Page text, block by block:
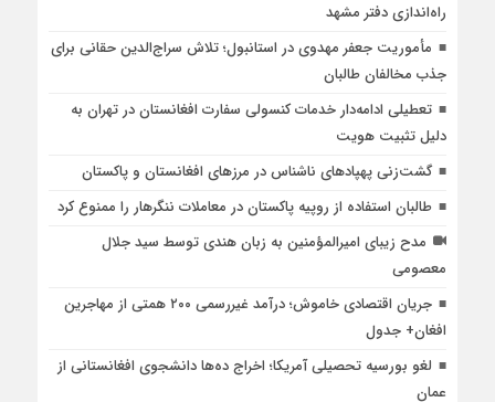
راه‌اندازی دفتر مشهد
مأموریت جعفر مهدوی در استانبول؛ تلاش سراج‌الدین حقانی برای
جذب مخالفان طالبان
تعطیلی ادامه‌دار خدمات کنسولی سفارت افغانستان در تهران به
دلیل تثبیت هویت
گشت‌زنی پهپادهای ناشناس در مرزهای افغانستان و پاکستان
طالبان استفاده از روپیه پاکستان در معاملات ننگرهار را ممنوع کرد
مدح زیبای امیرالمؤمنین به زبان هندی توسط سید جلال
معصومی
جریان اقتصادی خاموش؛ درآمد غیررسمی ۲۰۰ همتی از مهاجرین
افغان+ جدول
لغو بورسیه تحصیلی آمریکا؛ اخراج ده‌ها دانشجوی افغانستانی از
عمان